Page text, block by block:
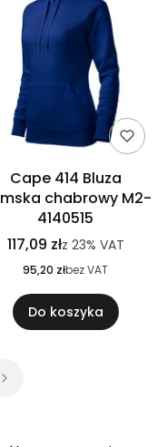
Cape 414 Bluza
chabrowy M2-
4140515
117,09 złz 23% VAT
95,20 złbez VAT
Do koszyka